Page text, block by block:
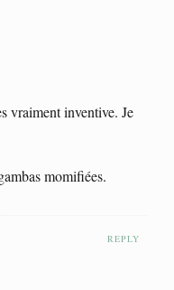
vraiment inventive. Je
momifiées.
REPLY